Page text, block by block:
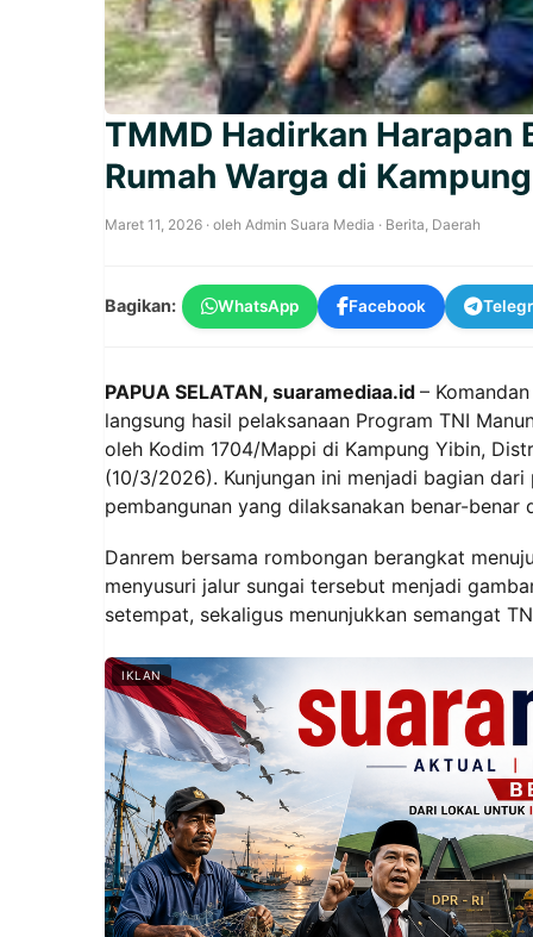
TMMD Hadirkan Harapan
Rumah Warga di
Maret 11, 2026 · oleh Admin Suara Media · Berita Daerah
Bagikan: WhatsApp Facebook
PAPUA SELATAN, suaramediaa.id –
langsung hasil pelaksanaan Program TNI
oleh Kodim 1704/Mappi di Kampung Yibin,
(10/3/2026). Kunjungan ini menjadi bagian
pembangunan yang dilaksanakan benar-
‎Danrem bersama rombongan berangkat
menyusuri jalur sungai tersebut menjadi
setempat, sekaligus menunjukkan semangat
IKLAN